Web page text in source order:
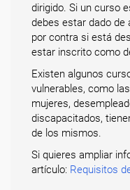
dirigido. Si un curso
debes estar dado de
por contra si está
estar inscrito como
Existen algunos
vulnerables, como
mujeres,
discapacitados,
de los mismos.
Si quieres ampliar
artículo: Requisitos